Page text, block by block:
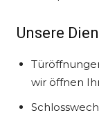
Unsere
wir öffnen